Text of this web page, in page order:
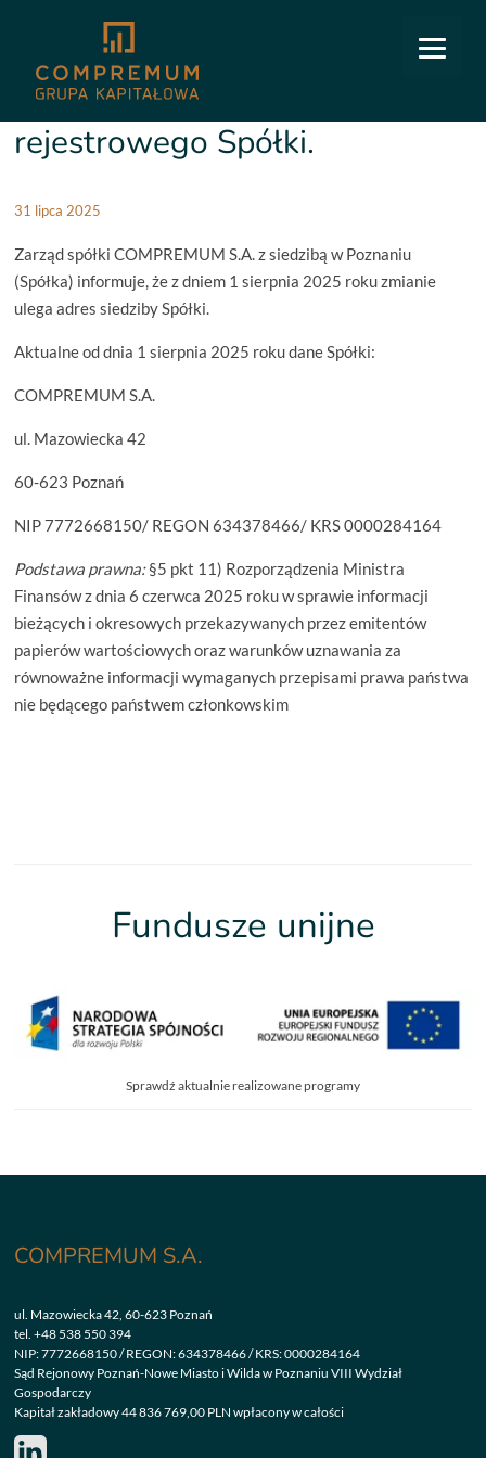
Relacje inwestorskie
rejestrowego Spółki.
20/2025: Zmiana adresu
rejestrowego Spółki.
31 lipca 2025
Zarząd spółki COMPREMUM S.A. z siedzibą w Poznaniu
(Spółka) informuje, że z dniem 1 sierpnia 2025 roku zmianie
ulega adres siedziby Spółki.
Aktualne od dnia 1 sierpnia 2025 roku dane Spółki:
COMPREMUM S.A.
ul. Mazowiecka 42
60-623 Poznań
NIP 7772668150/ REGON 634378466/ KRS 0000284164
Podstawa prawna:§5 pkt 11) Rozporządzenia Ministra
Finansów z dnia 6 czerwca 2025 roku w sprawie informacji
bieżących i okresowych przekazywanych przez emitentów
papierów wartościowych oraz warunków uznawania za
równoważne informacji wymaganych przepisami prawa państwa
nie będącego państwem członkowskim
Fundusze unijne
Sprawdź aktualnie realizowane programy
COMPREMUM S.A.
ul. Mazowiecka 42, 60-623 Poznań
tel.+48 538 550 394
NIP: 7772668150 / REGON: 634378466 / KRS: 0000284164
Sąd Rejonowy Poznań-Nowe Miasto i Wilda w Poznaniu VIII Wydział
Gospodarczy
Kapitał zakładowy 44 836 769,00 PLN wpłacony w całości